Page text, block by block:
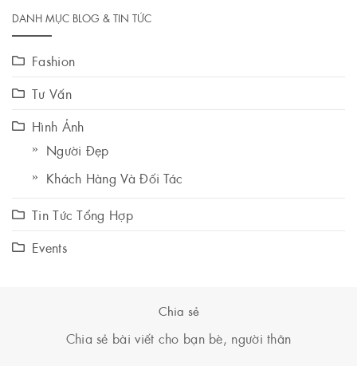
DANH MỤC BLOG & TIN TỨC
Fashion
Tư Vấn
Hình Ảnh
Người Đẹp
Khách Hàng Và Đối Tác
Tin Tức Tổng Hợp
Events
Chia sẻ
Chia sẻ bài viết cho bạn bè, người thân